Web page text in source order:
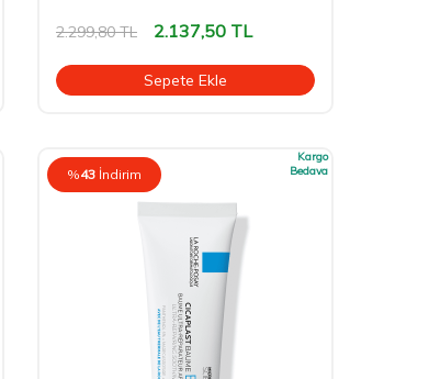
2.299,80TL 2.137,50TL
Sepete Ekle
%43 İndirim
Kargo
Bedava